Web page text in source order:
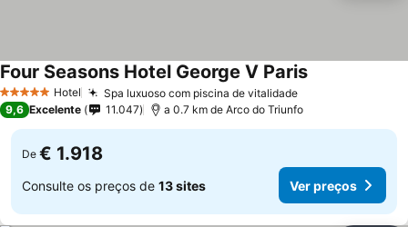
5 Estrelas Hotel Spa luxuoso com piscina de vitalidade
Four Seasons Hotel George V Paris
9,6 Excelente 11.047 a 0.7 km de Arco do Triunfo
De € 1.918
Consulte os preços de 13 sites Ver preços